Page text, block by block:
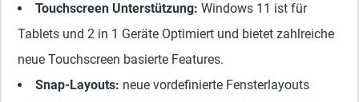
Touchscreen Unterstützung: Windows 11 ist für
Tablets und 2 in 1 Geräte Optimiert und bietet zahlreiche
neue Touchscreen basierte Features.
Snap-Layouts: neue vordefinierte Fensterlayouts